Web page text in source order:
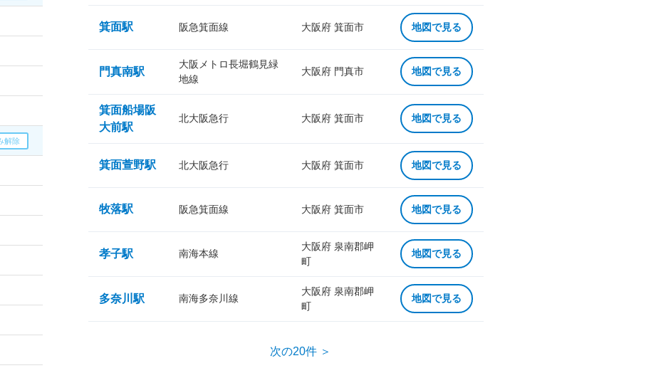
箕面駅 阪急箕面線 大阪府 箕面市 地図で見る
門真南駅
大阪メトロ長堀鶴見緑
地線
大阪府 門真市 地図で見る
箕面船場阪
大前駅
北大阪急行 大阪府 箕面市 地図で見る
箕面萱野駅 北大阪急行 大阪府 箕面市 地図で見る
牧落駅 阪急箕面線 大阪府 箕面市 地図で見る
孝子駅 南海本線
大阪府 泉南郡岬
町
地図で見る
多奈川駅 南海多奈川線
大阪府 泉南郡岬
町
地図で見る
次の20件 ＞